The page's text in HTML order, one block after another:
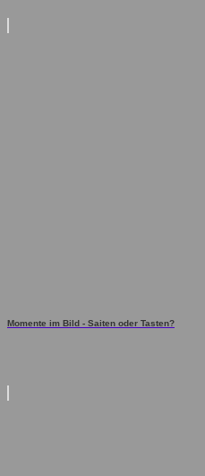
Momente im Bild - Saiten oder Tasten?